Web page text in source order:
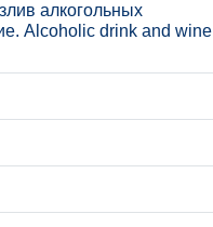
алкогольных
Alcoholic drink and wine